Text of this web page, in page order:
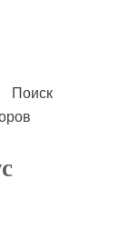
Поиск